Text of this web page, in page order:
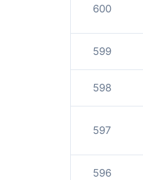
600
599
598
597
596